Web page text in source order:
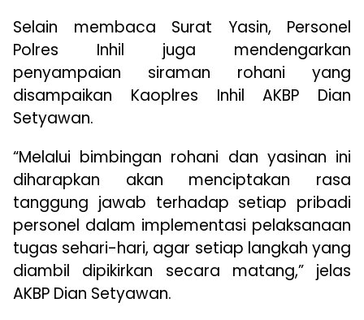
Selain membaca Surat Yasin, Personel
Polres Inhil juga mendengarkan
penyampaian siraman rohani yang
disampaikan Kaoplres Inhil AKBP Dian
Setyawan.
“Melalui bimbingan rohani dan yasinan ini
diharapkan akan menciptakan rasa
tanggung jawab terhadap setiap pribadi
personel dalam implementasi pelaksanaan
tugas sehari-hari, agar setiap langkah yang
diambil dipikirkan secara matang,” jelas
AKBP Dian Setyawan.